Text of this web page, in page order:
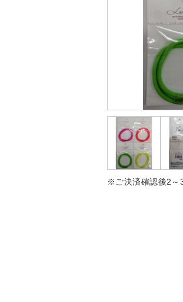
※ご決済確認後2～